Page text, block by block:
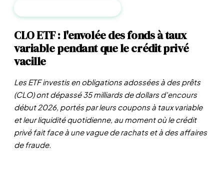
CLO ETF : l'envolée des fonds à taux
variable pendant que le crédit privé
vacille
Les ETF investis en obligations adossées à des prêts
(CLO) ont dépassé 35 milliards de dollars d'encours
début 2026, portés par leurs coupons à taux variable
et leur liquidité quotidienne, au moment où le crédit
privé fait face à une vague de rachats et à des affaires
de fraude.